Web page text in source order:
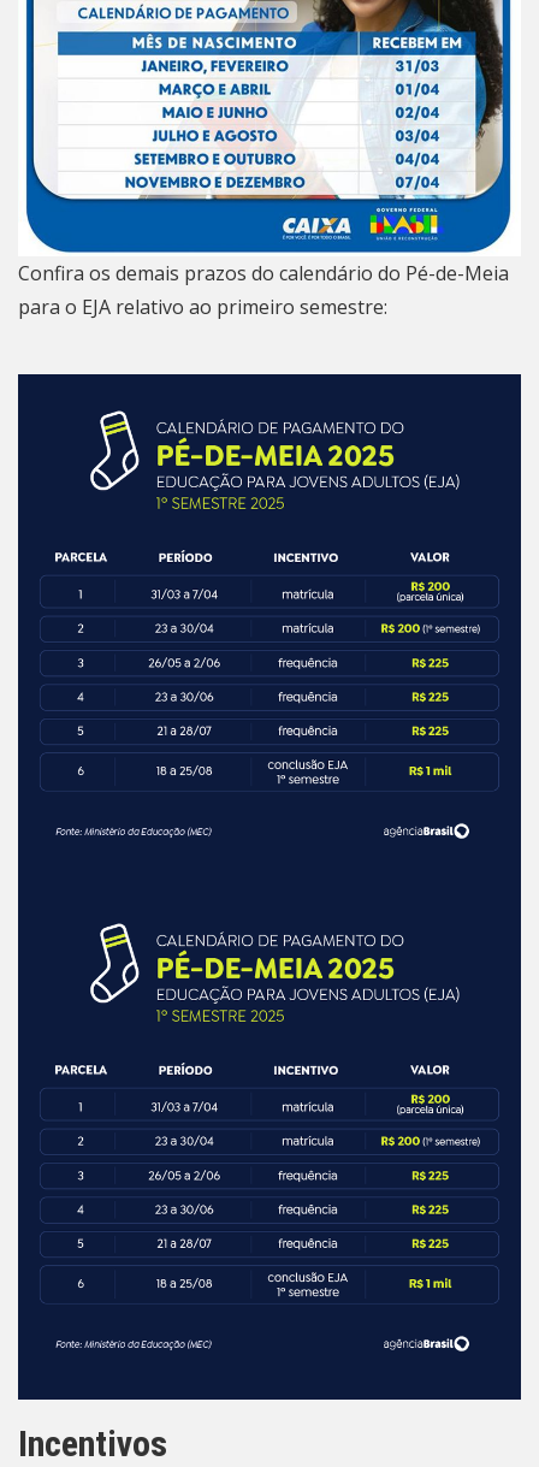
Confira os demais prazos do calendário do Pé-de-Meia
para o EJA relativo ao primeiro semestre:
Incentivos